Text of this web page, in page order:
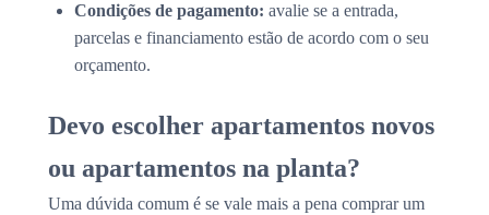
Condições de pagamento: avalie se a entrada,
parcelas e financiamento estão de acordo com o seu
orçamento.
Devo escolher apartamentos novos
ou apartamentos na planta?
Uma dúvida comum é se vale mais a pena comprar um